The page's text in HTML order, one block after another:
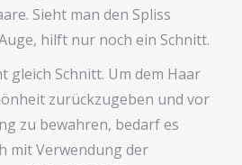
Sieht man den Spliss
hilft nur noch ein Schnitt.
gleich Schnitt. Um dem Haar
zurückzugeben und vor
zu bewahren, bedarf es
mit Verwendung der